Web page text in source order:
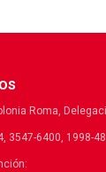
Roma,
3547-6400, 1998-